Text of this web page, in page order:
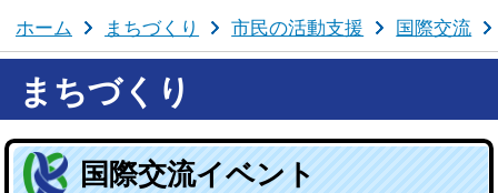
ホーム まちづくり 市民の活動支援 国際交流
まちづくり
国際交流イベント